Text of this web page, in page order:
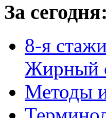
За сегодня:
8-я
Жирный
Методы